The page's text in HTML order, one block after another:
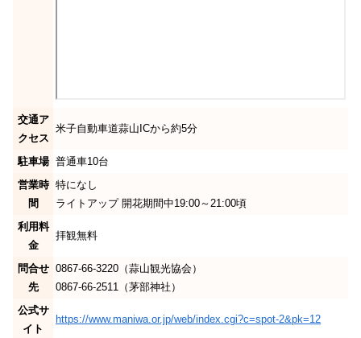
交通ア
クセス
米子自動車道蒜山ICから約5分
駐車場 普通車10台
営業時
間
特になし
ライトアップ 開花期間中19:00～21:00頃
利用料
金
拝観無料
問合せ
先
0867-66-3220（蒜山観光協会）
0867-66-2511（茅部神社）
公式サ
イト
https://www.maniwa.or.jp/web/index.cgi?c=spot-2&pk=12